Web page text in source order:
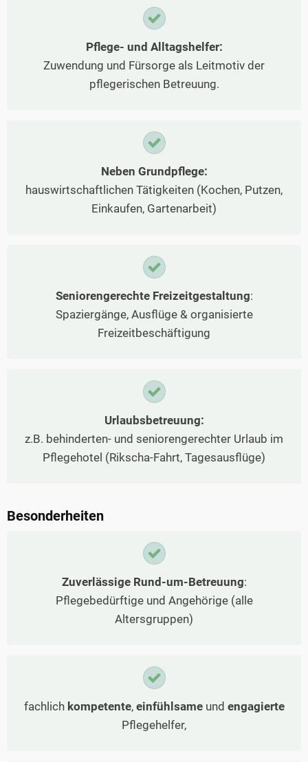
Pflege- und Alltagshelfer:
Zuwendung und Fürsorge als Leitmotiv der
pflegerischen Betreuung.
Neben Grundpflege:
hauswirtschaftlichen Tätigkeiten (Kochen, Putzen,
Einkaufen, Gartenarbeit)
Seniorengerechte Freizeitgestaltung:
Spaziergänge, Ausflüge & organisierte
Freizeitbeschäftigung
Urlaubsbetreuung:
z.B. behinderten- und seniorengerechter Urlaub im
Pflegehotel (Rikscha-Fahrt, Tagesausflüge)
Besonderheiten
Zuverlässige Rund-um-Betreuung:
Pflegebedürftige und Angehörige (alle
Altersgruppen)
fachlich kompetente, einfühlsameund engagierte
Pflegehelfer,